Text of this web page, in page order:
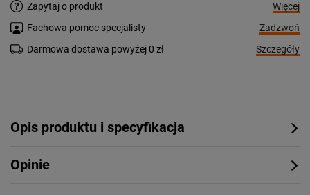
Zapytaj o produkt
Więcej
Fachowa pomoc specjalisty
Zadzwoń
Darmowa dostawa powyżej 0 zł
Szczegóły
Opis produktu i specyfikacja
Opinie